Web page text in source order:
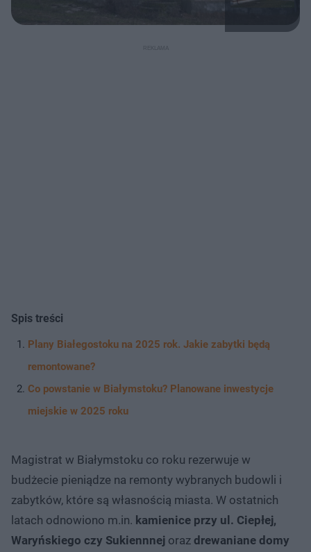
Spis treści
Plany Białegostoku na 2025 rok. Jakie zabytki będą
remontowane?
Co powstanie w Białymstoku? Planowane inwestycje
miejskie w 2025 roku
Magistrat w Białymstoku co roku rezerwuje w
budżecie pieniądze na remonty wybranych budowli i
zabytków, które są własnością miasta. W ostatnich
latach odnowiono m.in. kamienice przy ul. Ciepłej,
Waryńskiego czy Sukiennnej oraz drewaniane domy